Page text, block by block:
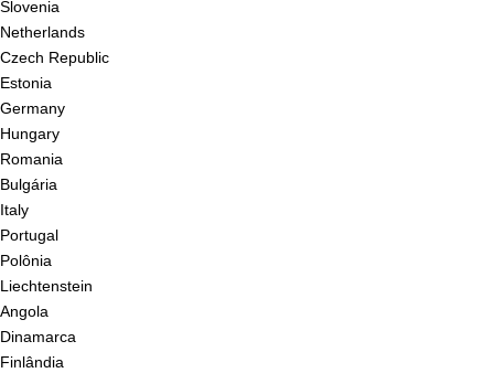
Slovenia
Netherlands
Czech Republic
Estonia
Germany
Hungary
Romania
Bulgária
Italy
Portugal
Polônia
Liechtenstein
Angola
Dinamarca
Finlândia